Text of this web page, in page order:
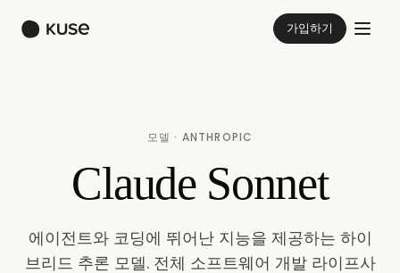
가입하기
모델 · ANTHROPIC
Claude Sonnet
에이전트와 코딩에 뛰어난 지능을 제공하는 하이
브리드 추론 모델. 전체 소프트웨어 개발 라이프사